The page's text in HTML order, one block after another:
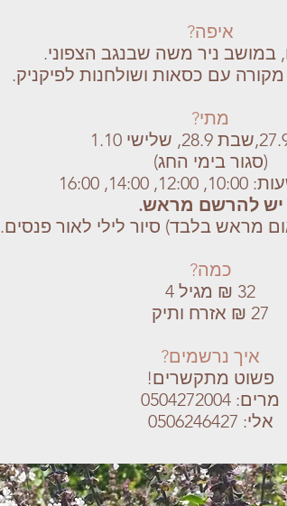
איפה?
במושב ניר משה שבנגב הצפוני.
עם כסאות ושולחנות לפיקניק.
מתי?
(סגור בימי החג)
16:00
יש להרשם מראש.
כמה?
32 ₪ מגיל 4
27 ₪ אזרח ותיק
איך נרשמים?
פשוט מתקשרים!
מרים: 0504272004
אלי: 0506246427